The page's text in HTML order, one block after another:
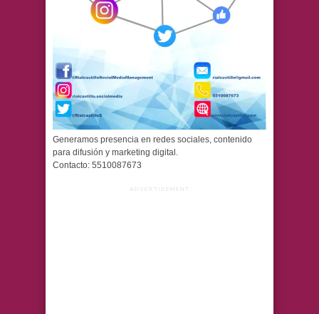
Generamos presencia en redes sociales, contenido
para difusión y marketing digital.
Contacto: 5510087673
ADVERTISEMENT